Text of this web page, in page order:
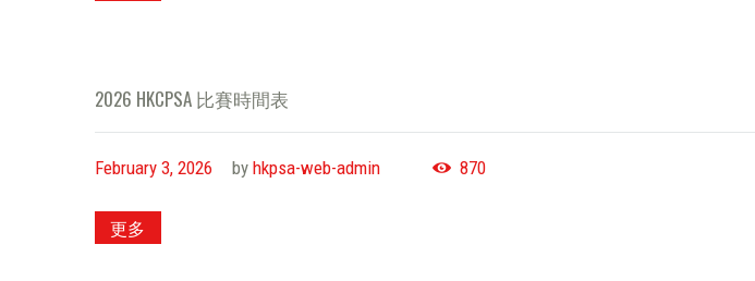
2026 HKCPSA 比賽時間表
February 3, 2026 by hkpsa-web-admin 870
更多